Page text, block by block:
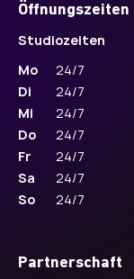
Öffnungszeiten
Studiozeiten
Mo
24/7
Di
24/7
Mi
24/7
Do
24/7
Fr
24/7
Sa
24/7
So
24/7
Partnerschaft